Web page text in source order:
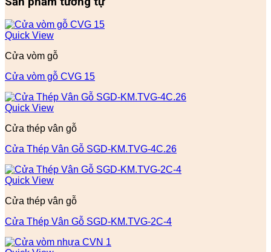
Quick View
Cửa vòm gỗ
Cửa vòm gỗ CVG 15
Quick View
Cửa thép vân gỗ
Cửa Thép Vân Gỗ SGD-KM.TVG-4C.26
Quick View
Cửa thép vân gỗ
Cửa Thép Vân Gỗ SGD-KM.TVG-2C-4